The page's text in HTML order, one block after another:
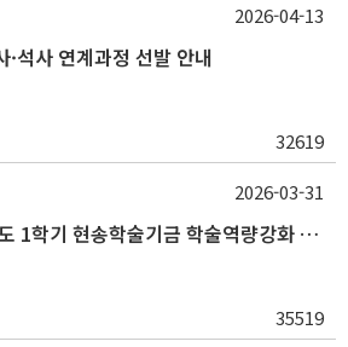
석사 연계과정 선발 안내
32619
2026-04-13
[대학원생]2026학년도 1학기 현송학술기금 학술역량강화 사업 안내
35519
2026-03-31